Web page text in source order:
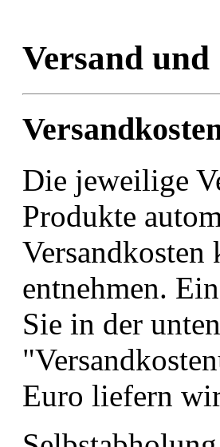
Versand
Die jeweilige
Produkte
entnehmen.
Sie in der
Euro liefern